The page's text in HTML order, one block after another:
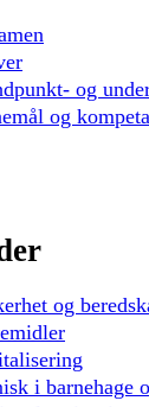
og
og
og
i barnehage